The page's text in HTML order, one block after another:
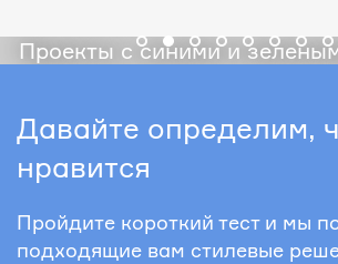
Проекты с синими и
Давайте определим,
нравится
Пройдите короткий тест и мы
подходящие вам стилевые